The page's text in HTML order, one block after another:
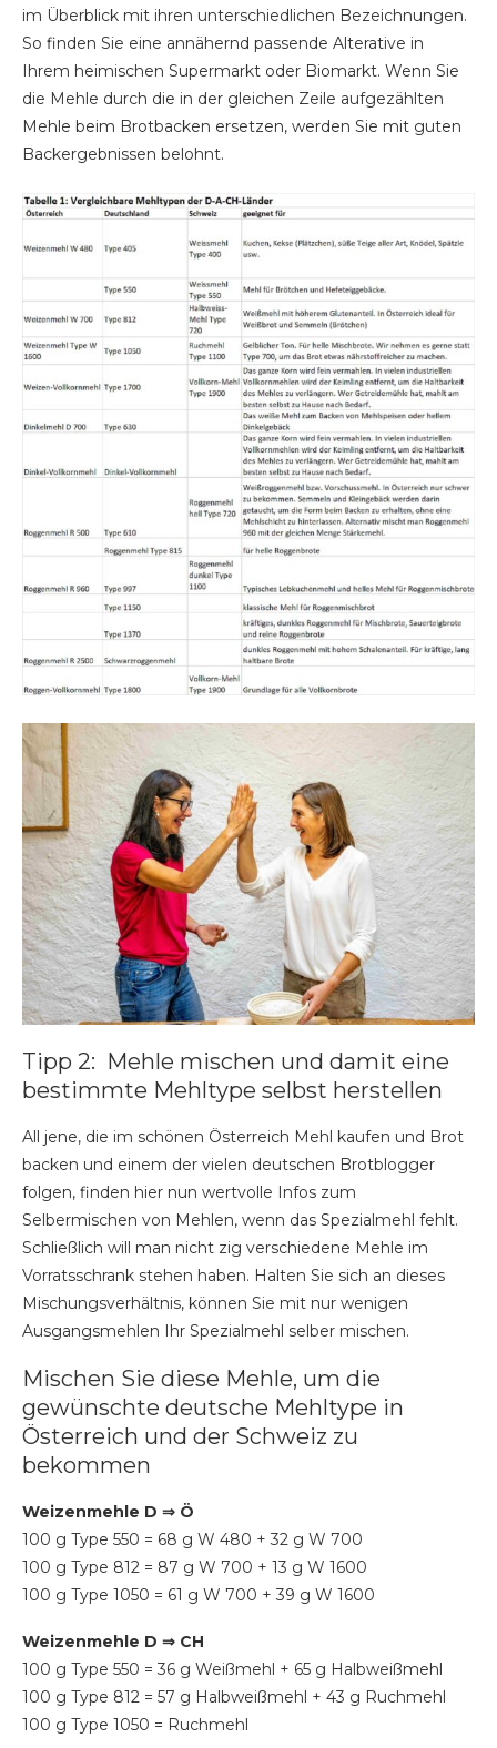
im Überblick mit ihren unterschiedlichen Bezeichnungen.
So finden Sie eine annähernd passende Alterative in
Ihrem heimischen Supermarkt oder Biomarkt. Wenn Sie
die Mehle durch die in der gleichen Zeile aufgezählten
Mehle beim Brotbacken ersetzen, werden Sie mit guten
Backergebnissen belohnt.
Tipp 2: Mehle mischen und damit eine
bestimmte Mehltype selbst herstellen
All jene, die im schönen Österreich Mehl kaufen und Brot
backen und einem der vielen deutschen Brotblogger
folgen, finden hier nun wertvolle Infos zum
Selbermischen von Mehlen, wenn das Spezialmehl fehlt.
Schließlich will man nicht zig verschiedene Mehle im
Vorratsschrank stehen haben. Halten Sie sich an dieses
Mischungsverhältnis, können Sie mit nur wenigen
Ausgangsmehlen Ihr Spezialmehl selber mischen.
Mischen Sie diese Mehle, um die
gewünschte deutsche Mehltype in
Österreich und der Schweiz zu
bekommen
Weizenmehle D ⇒ Ö
100 g Type 550 = 68 g W 480 + 32 g W 700
100 g Type 812 = 87 g W 700 + 13 g W 1600
100 g Type 1050 = 61 g W 700 + 39 g W 1600
Weizenmehle D ⇒ CH
100 g Type 550 = 36 g Weißmehl + 65 g Halbweißmehl
100 g Type 812 = 57 g Halbweißmehl + 43 g Ruchmehl
100 g Type 1050 = Ruchmehl